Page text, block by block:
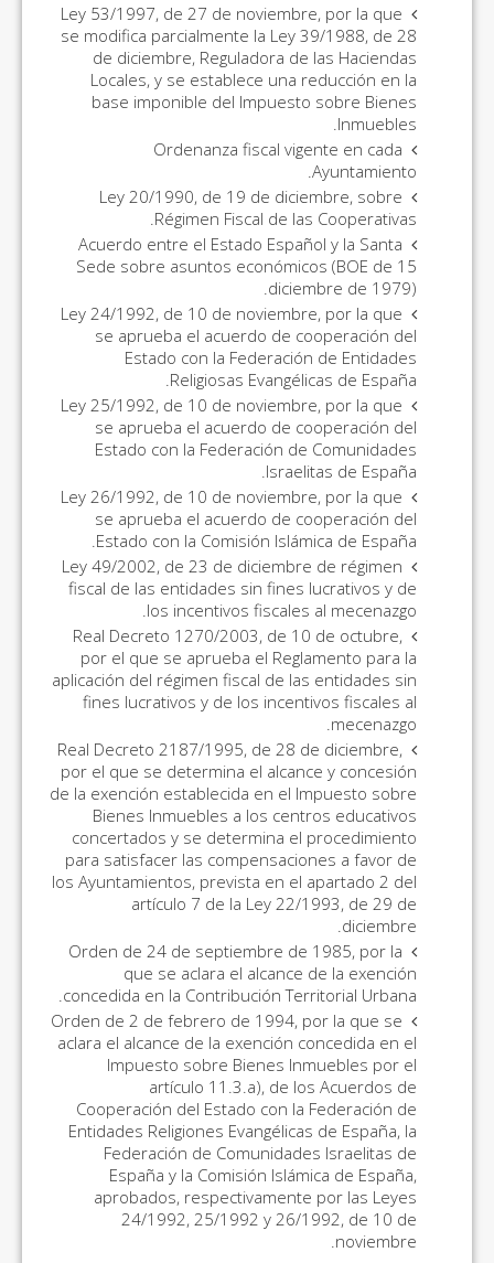
Ley 53/1997, de 27 de noviembre, por la que
se modifica parcialmente la Ley 39/1988, de 28
de diciembre, Reguladora de las Haciendas
Locales, y se establece una reducción en la
base imponible del Impuesto sobre Bienes
Inmuebles.
Ordenanza fiscal vigente en cada
Ayuntamiento.
Ley 20/1990, de 19 de diciembre, sobre
Régimen Fiscal de las Cooperativas.
Acuerdo entre el Estado Español y la Santa
Sede sobre asuntos económicos (BOE de 15
diciembre de 1979).
Ley 24/1992, de 10 de noviembre, por la que
se aprueba el acuerdo de cooperación del
Estado con la Federación de Entidades
Religiosas Evangélicas de España.
Ley 25/1992, de 10 de noviembre, por la que
se aprueba el acuerdo de cooperación del
Estado con la Federación de Comunidades
Israelitas de España.
Ley 26/1992, de 10 de noviembre, por la que
se aprueba el acuerdo de cooperación del
Estado con la Comisión Islámica de España.
Ley 49/2002, de 23 de diciembre de régimen
fiscal de las entidades sin fines lucrativos y de
los incentivos fiscales al mecenazgo.
Real Decreto 1270/2003, de 10 de octubre,
por el que se aprueba el Reglamento para la
aplicación del régimen fiscal de las entidades sin
fines lucrativos y de los incentivos fiscales al
mecenazgo.
Real Decreto 2187/1995, de 28 de diciembre,
por el que se determina el alcance y concesión
de la exención establecida en el Impuesto sobre
Bienes Inmuebles a los centros educativos
concertados y se determina el procedimiento
para satisfacer las compensaciones a favor de
los Ayuntamientos, prevista en el apartado 2 del
artículo 7 de la Ley 22/1993, de 29 de
diciembre.
Orden de 24 de septiembre de 1985, por la
que se aclara el alcance de la exención
concedida en la Contribución Territorial Urbana.
Orden de 2 de febrero de 1994, por la que se
aclara el alcance de la exención concedida en el
Impuesto sobre Bienes Inmuebles por el
artículo 11.3.a), de los Acuerdos de
Cooperación del Estado con la Federación de
Entidades Religiones Evangélicas de España, la
Federación de Comunidades Israelitas de
España y la Comisión Islámica de España,
aprobados, respectivamente por las Leyes
24/1992, 25/1992 y 26/1992, de 10 de
noviembre.